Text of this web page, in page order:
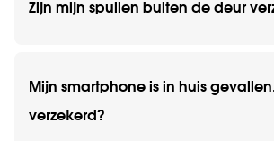
Zijn mijn spullen buiten de deur
Mijn smartphone is in huis
verzekerd?